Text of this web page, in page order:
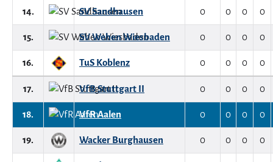
14. SV Sandhausen 0 0 0 0
15. SV Wehen Wiesbaden 0 0 0 0
16. TuS Koblenz 0 0 0 0
17. VfB Stuttgart II 0 0 0 0
18. VfR Aalen 0 0 0 0
19. Wacker Burghausen 0 0 0 0